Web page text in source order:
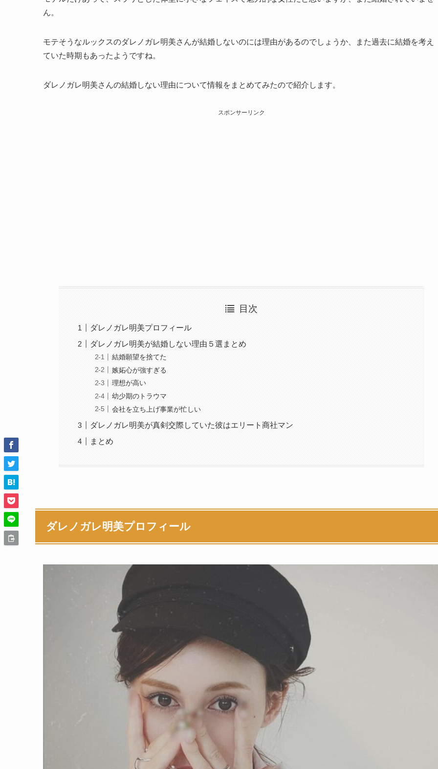
ん。
モテそうなルックスのダレノガレ明美さんが結婚しないのには理由があるのでしょうか、また過去に結婚を考え
ていた時期もあったようですね。
ダレノガレ明美さんの結婚しない理由について情報をまとめてみたので紹介します。
スポンサーリンク
目次
ダレノガレ明美プロフィール
ダレノガレ明美が結婚しない理由５選まとめ
結婚願望を捨てた
嫉妬心が強すぎる
理想が高い
幼少期のトラウマ
会社を立ち上げ事業が忙しい
ダレノガレ明美が真剣交際していた彼はエリート商社マン
まとめ
ダレノガレ明美プロフィール